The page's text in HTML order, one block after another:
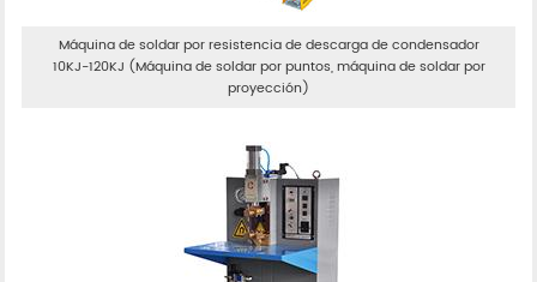
Máquina de soldar por resistencia de descarga de condensador
10KJ-120KJ (Máquina de soldar por puntos, máquina de soldar por
proyección)